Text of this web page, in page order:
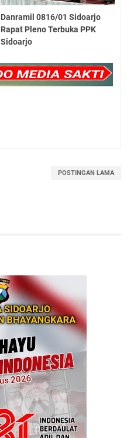
Danramil 0816/01 Sidoarjo
Rapat Pleno Terbuka PPK
Sidoarjo
POSTINGAN LAMA